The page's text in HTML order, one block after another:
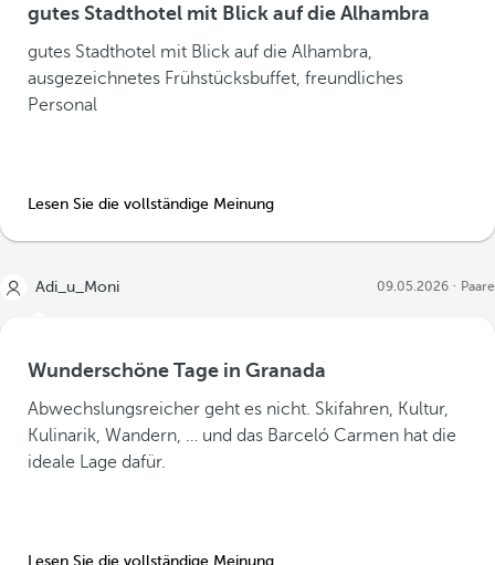
gutes Stadthotel mit Blick auf die Alhambra
gutes Stadthotel mit Blick auf die Alhambra,
ausgezeichnetes Frühstücksbuffet, freundliches
Personal
Lesen Sie die vollständige Meinung
Adi_u_Moni 09.05.2026 Paare
Wunderschöne Tage in Granada
Abwechslungsreicher geht es nicht. Skifahren, Kultur,
Kulinarik, Wandern, … und das Barceló Carmen hat die
ideale Lage dafür.
Lesen Sie die vollständige Meinung